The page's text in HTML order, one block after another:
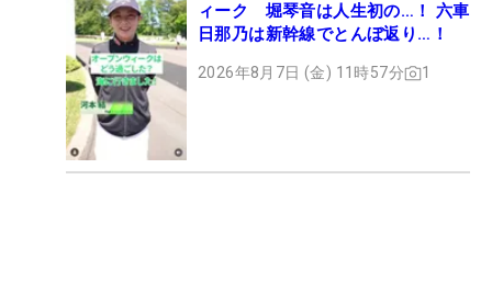
ィーク 堀琴音は人生初の…！ 六車
日那乃は新幹線でとんぼ返り…！
2026年8月7日 (金) 11時57分 1